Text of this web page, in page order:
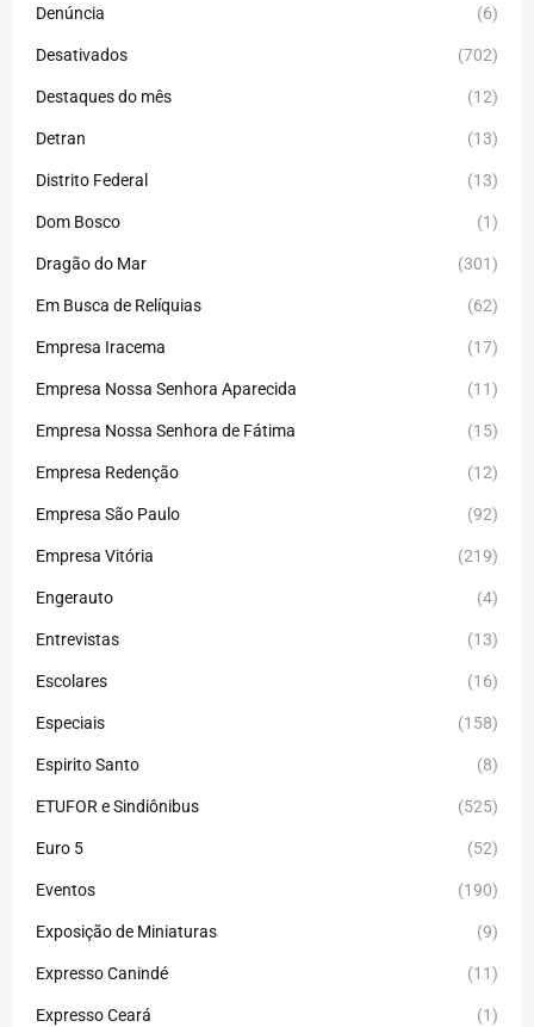
Denúncia (6)
Desativados (702)
Destaques do mês (12)
Detran (13)
Distrito Federal (13)
Dom Bosco (1)
Dragão do Mar (301)
Em Busca de Relíquias (62)
Empresa Iracema (17)
Empresa Nossa Senhora Aparecida (11)
Empresa Nossa Senhora de Fátima (15)
Empresa Redenção (12)
Empresa São Paulo (92)
Empresa Vitória (219)
Engerauto (4)
Entrevistas (13)
Escolares (16)
Especiais (158)
Espirito Santo (8)
ETUFOR e Sindiônibus (525)
Euro 5 (52)
Eventos (190)
Exposição de Miniaturas (9)
Expresso Canindé (11)
Expresso Ceará (1)